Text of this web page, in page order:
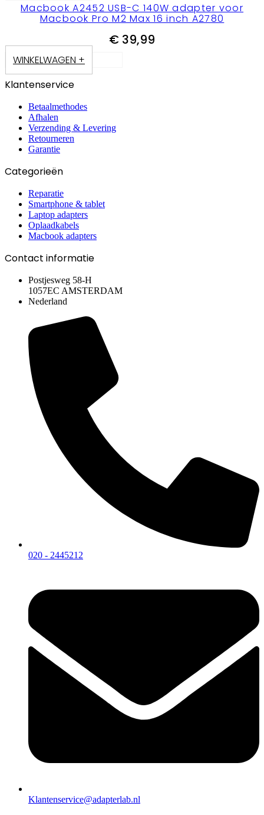
Macbook A2452 USB-C 140W adapter voor
Macbook Pro M2 Max 16 inch A2780
€ 39,99
WINKELWAGEN +
Klantenservice
Betaalmethodes
Afhalen
Verzending & Levering
Retourneren
Garantie
Categorieën
Reparatie
Smartphone & tablet
Laptop adapters
Oplaadkabels
Macbook adapters
Contact informatie
Postjesweg 58-H
1057EC AMSTERDAM
Nederland
020 - 2445212
Klantenservice@adapterlab.nl